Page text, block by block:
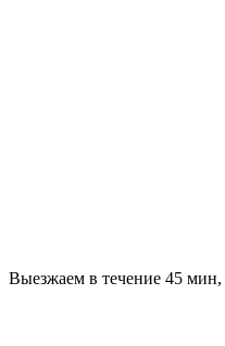
Выезжаем в течение 45 мин,